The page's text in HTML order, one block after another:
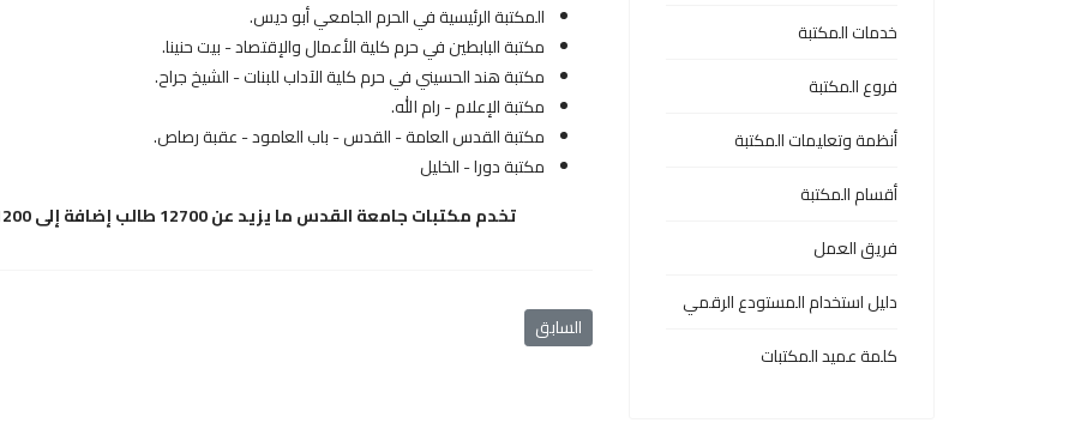
خدمات المكتبة
فروع المكتبة
أنظمة وتعليمات المكتبة
أقسام المكتبة
فريق العمل
دليل استخدام المستودع الرقمي
كلمة عميد المكتبات
المكتبة الرئيسية في الحرم الجامعي أبو ديس.
مكتبة البابطين في حرم كلية الأعمال والإقتصاد - بيت حنينا.
مكتبة هند الحسيني في حرم كلية الآداب للبنات - الشيخ جراح.
مكتبة الإعلام - رام الله.
مكتبة القدس العامة - القدس - باب العامود - عقبة رصاص.
مكتبة دورا - الخليل
تخدم مكتبات جامعة القدس ما يزيد عن 12700 طالب إضافة إلى 1200 موظف ومدرس إضافة للمجتمع المحلي.
المقال السابق: أنظمة وتعليمات المكتبة
السابق